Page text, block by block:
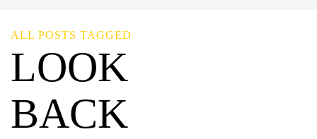
ALL POSTS TAGGED
LOOK
BACK